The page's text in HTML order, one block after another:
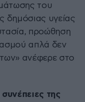
του
δημόσιας υγείας
προώθηση
απλά δεν
ανέφερε στο
της